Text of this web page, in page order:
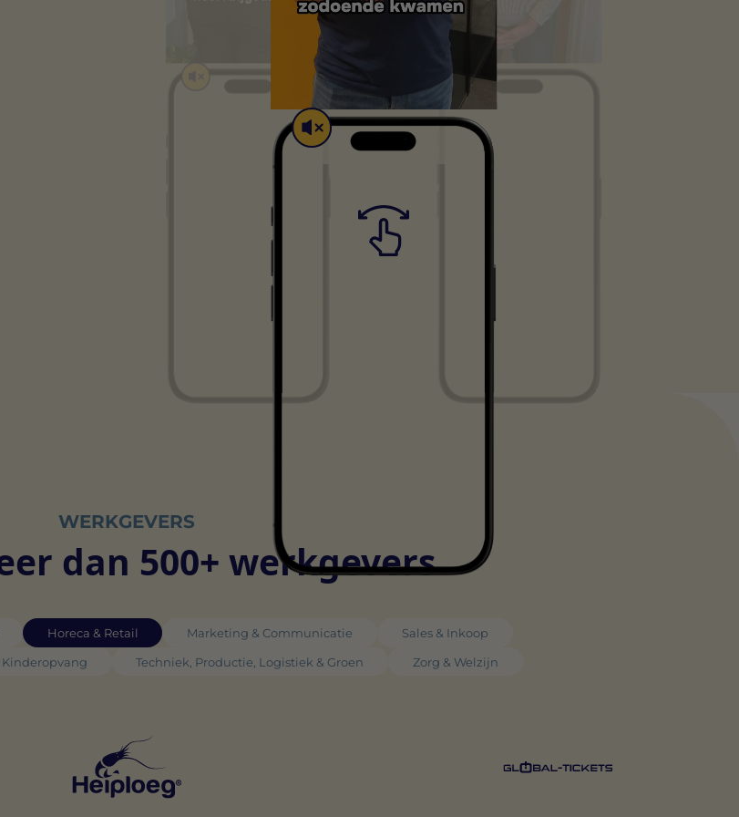
WERKGEVERS
dan 500+ werkgevers
Horeca & Retail Marketing & Communicatie
Sales & Inkoop
Kinderopvang Techniek, Productie, Logistiek & Groen Zorg & Welzijn